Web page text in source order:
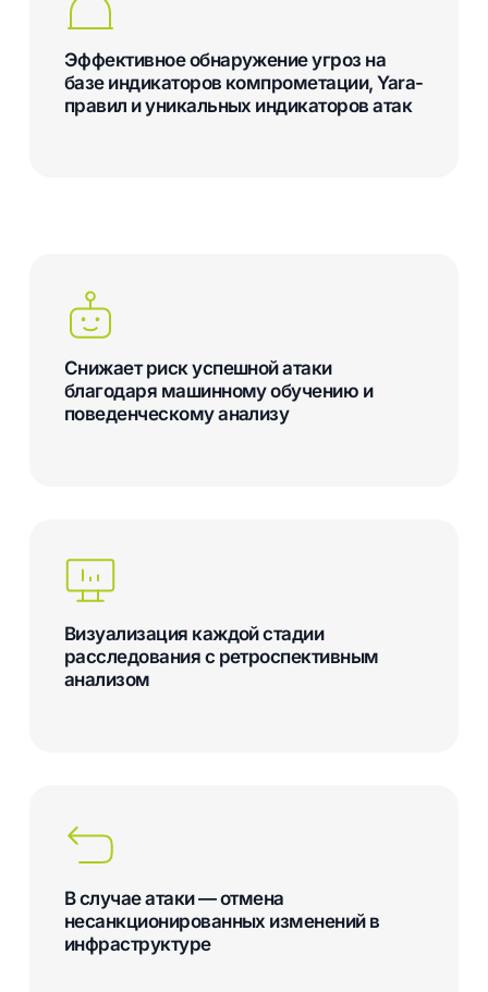
Эффективное обнаружение угроз на
базе индикаторов компрометации, Yara-
правил и уникальных индикаторов атак
Снижает риск успешной атаки
благодаря машинному обучению и
поведенческому анализу
Визуализация каждой стадии
расследования с ретроспективным
анализом
В случае атаки — отмена
несанкционированных изменений в
инфраструктуре